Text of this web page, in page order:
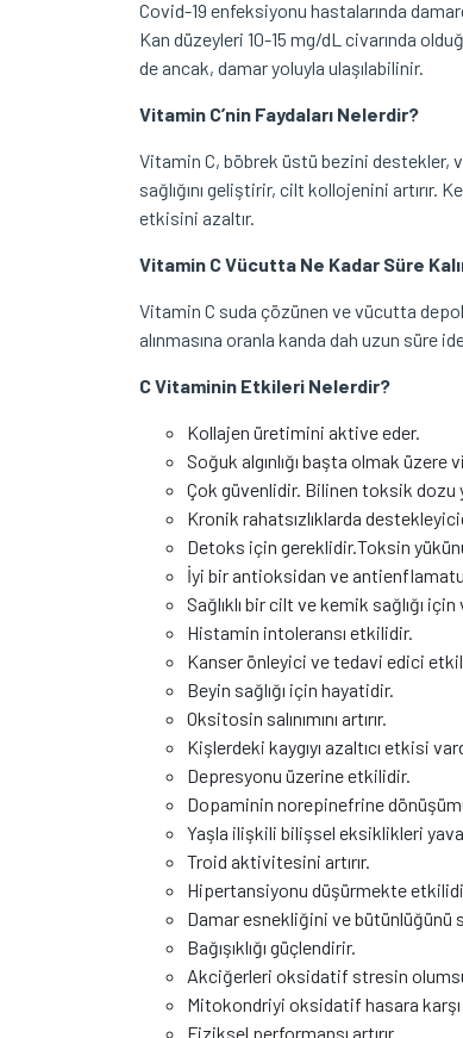
Covid-19 enfeksiyonu hastalarında
Kan düzeyleri 10-15 mg/dL civarında
de ancak, damar yoluyla ulaşılabilinir.
Vitamin C’nin Faydaları Nelerdir?
Vitamin C, böbrek üstü bezini destekler,
sağlığını geliştirir, cilt kollojenini artırır.
etkisini azaltır.
Vitamin C Vücutta Ne Kadar Süre
Vitamin C suda çözünen ve vücutta
alınmasına oranla kanda dah uzun süre
C Vitaminin Etkileri Nelerdir?
Kollajen üretimini aktive eder.
Soğuk algınlığı başta olmak
Çok güvenlidir. Bilinen toksik dozu
Kronik rahatsızlıklarda
Detoks için gereklidir.Toksin
İyi bir antioksidan ve
Sağlıklı bir cilt ve kemik sağlığı
Histamin intoleransı etkilidir.
Kanser önleyici ve tedavi edici
Beyin sağlığı için hayatidir.
Oksitosin salınımını artırır.
Kişlerdeki kaygıyı azaltıcı etkisi
Depresyonu üzerine etkilidir.
Dopaminin norepinefrine
Yaşla ilişkili bilişsel eksiklikleri
Troid aktivitesini artırır.
Hipertansiyonu düşürmekte
Damar esnekliğini ve bütünlüğünü
Bağışıklığı güçlendirir.
Akciğerleri oksidatif stresin
Mitokondriyi oksidatif hasara karşı
Fiziksel performansı artırır.